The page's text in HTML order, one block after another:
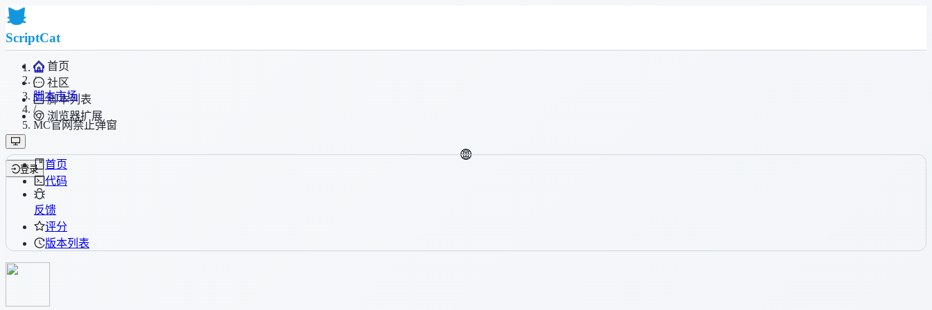
ScriptCat
首页
社区
脚本列表
浏览器扩展
登录
/
脚本市场
/
MC官网禁止弹窗
首页
代码
反馈
评分
版本列表